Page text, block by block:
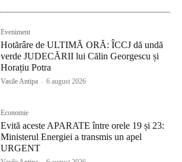
Eveniment
Hotărâre de ULTIMĂ ORĂ: ÎCCJ dă undă
verde JUDECĂRII lui Călin Georgescu și
Horațiu Potra
Vasile Antipa - 6 august 2026
Economie
Evită aceste APARATE între orele 19 și 23:
Ministerul Energiei a transmis un apel
URGENT